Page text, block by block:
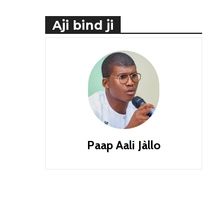
Aji bind ji
Paap Aali Jàllo